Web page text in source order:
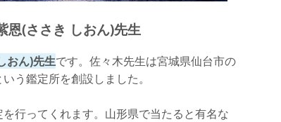
恩(ささき しおん)先生
おん)先生です。佐々木先生は宮城県仙台市の
いう鑑定所を創設しました。
行ってくれます。山形県で当たると有名な